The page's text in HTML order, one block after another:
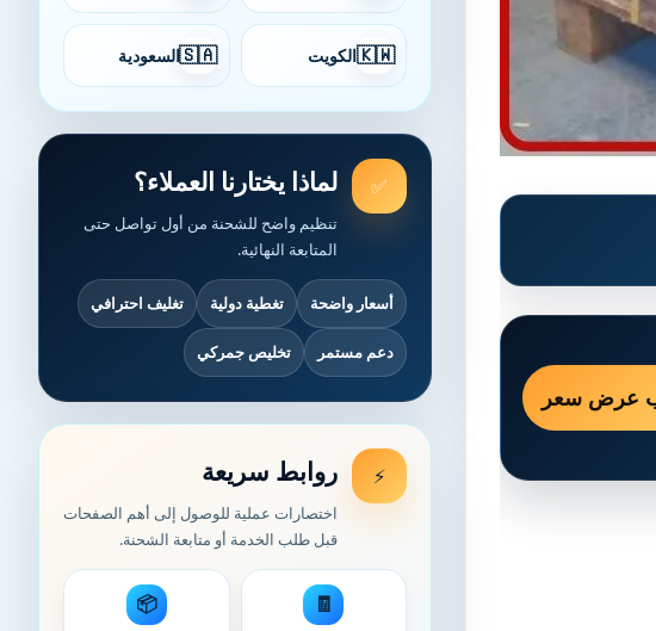
عرض سعر
🇰🇼الكويت 🇸🇦السعودية
✅ لماذا يختارنا العملاء؟
تنظيم واضح للشحنة من أول تواصل حتى
المتابعة النهائية.
أسعار واضحة تغطية دولية تغليف احترافي
دعم مستمر تخليص جمركي
⚡ روابط سريعة
اختصارات عملية للوصول إلى أهم الصفحات
قبل طلب الخدمة أو متابعة الشحنة.
🧾
📦